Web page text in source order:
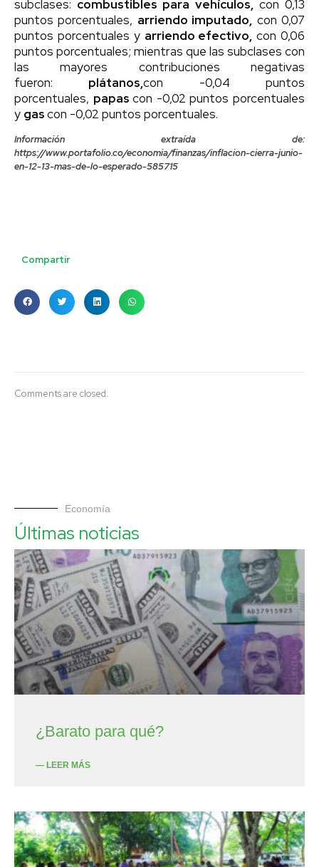
subclases: combustibles para vehículos,con 0,13
puntos porcentuales, arriendo imputado, con 0,07
puntos porcentuales y arriendo efectivo, con 0,06
puntos porcentuales; mientras que las subclases con
las mayores contribuciones negativas
fueron: plátanos,con -0,04 puntos
porcentuales, papascon -0,02 puntos porcentuales
y gascon -0,02 puntos porcentuales.
Información extraída de:
https://www.portafolio.co/economia/finanzas/inflacion-cierra-junio-
en-12-13-mas-de-lo-esperado-585715
Compartir
Comments are closed.
Economía
Últimas noticias
¿Barato para qué?
— LEER MÁS